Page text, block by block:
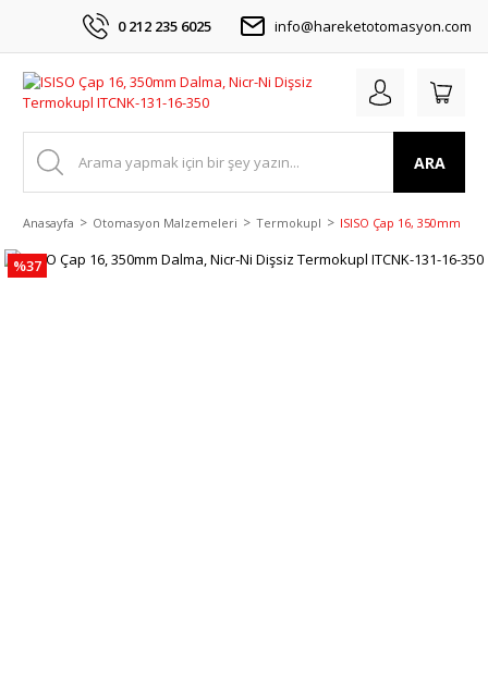
0 212 235 6025 info@hareketotomasyon.com
ARA
Anasayfa Otomasyon Malzemeleri Termokupl ISISO Çap 16, 350mm
%37